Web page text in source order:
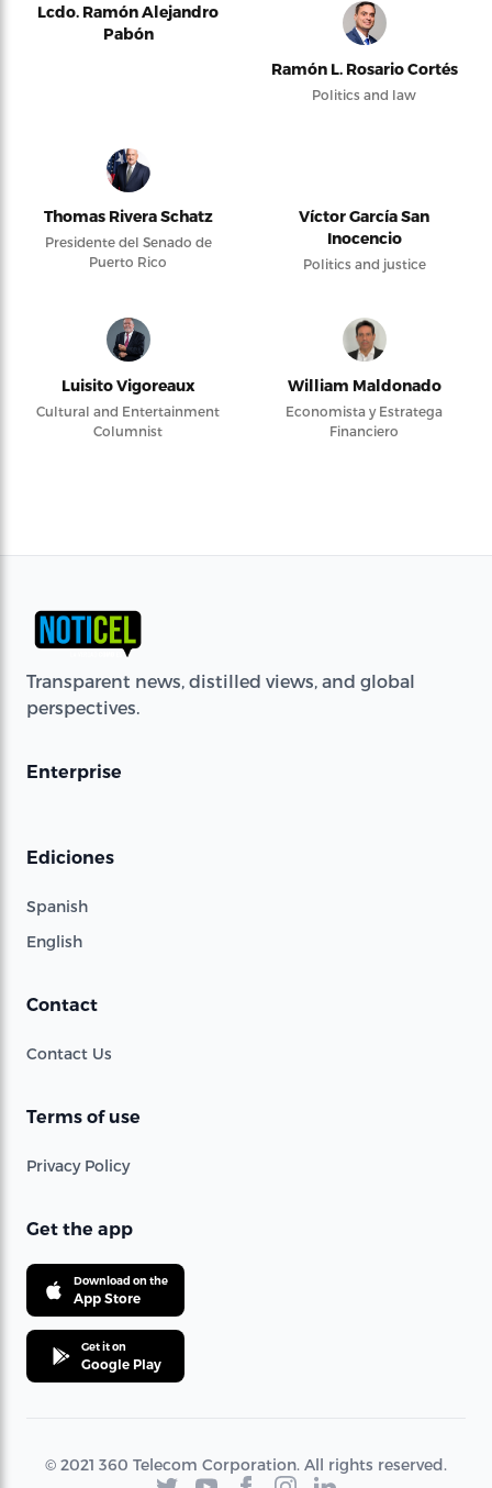
Lcdo. Ramón Alejandro
Pabón
Ramón L. Rosario Cortés
Politics and law
Thomas Rivera Schatz
Presidente del Senado de
Puerto Rico
Víctor García San
Inocencio
Politics and justice
Luisito Vigoreaux
Cultural and Entertainment
Columnist
William Maldonado
Economista y Estratega
Financiero
Transparent news, distilled views, and global
perspectives.
Enterprise
Ediciones
Spanish
English
Contact
Contact Us
Terms of use
Privacy Policy
Get the app
Download on the
App Store
Get it on
Google Play
© 2021 360 Telecom Corporation. All rights reserved.